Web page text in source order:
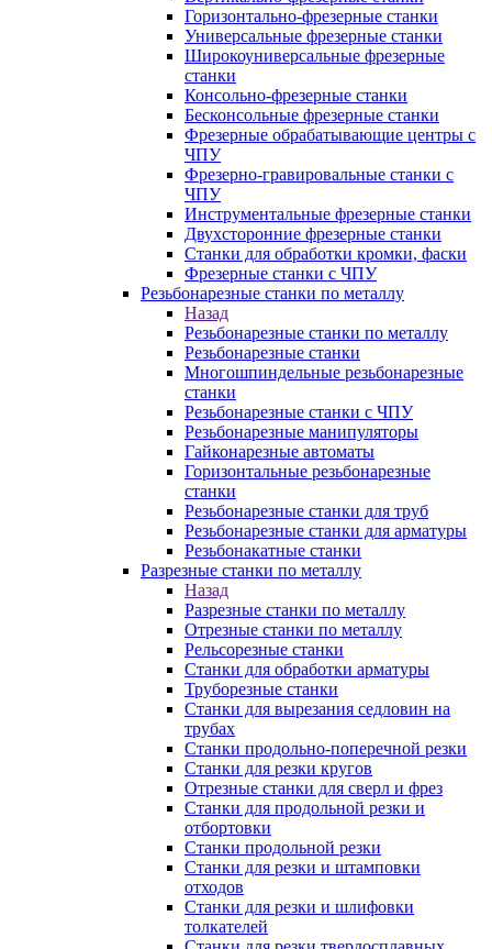
Горизонтально-фрезерные станки
Универсальные фрезерные станки
Широкоуниверсальные фрезерные
станки
Консольно-фрезерные станки
Бесконсольные фрезерные станки
Фрезерные обрабатывающие центры с
ЧПУ
Фрезерно-гравировальные станки с
ЧПУ
Инструментальные фрезерные станки
Двухсторонние фрезерные станки
Станки для обработки кромки, фаски
Фрезерные станки с ЧПУ
Резьбонарезные станки по металлу
Назад
Резьбонарезные станки по металлу
Резьбонарезные станки
Многошпиндельные резьбонарезные
станки
Резьбонарезные станки с ЧПУ
Резьбонарезные манипуляторы
Гайконарезные автоматы
Горизонтальные резьбонарезные
станки
Резьбонарезные станки для труб
Резьбонарезные станки для арматуры
Резьбонакатные станки
Разрезные станки по металлу
Назад
Разрезные станки по металлу
Отрезные станки по металлу
Рельсорезные станки
Станки для обработки арматуры
Труборезные станки
Станки для вырезания седловин на
трубаx
Станки продольно-поперечной резки
Станки для резки кругов
Отрезные станки для сверл и фрез
Станки для продольной резки и
отбортовки
Станки продольной резки
Станки для резки и штамповки
отходов
Станки для резки и шлифовки
толкателей